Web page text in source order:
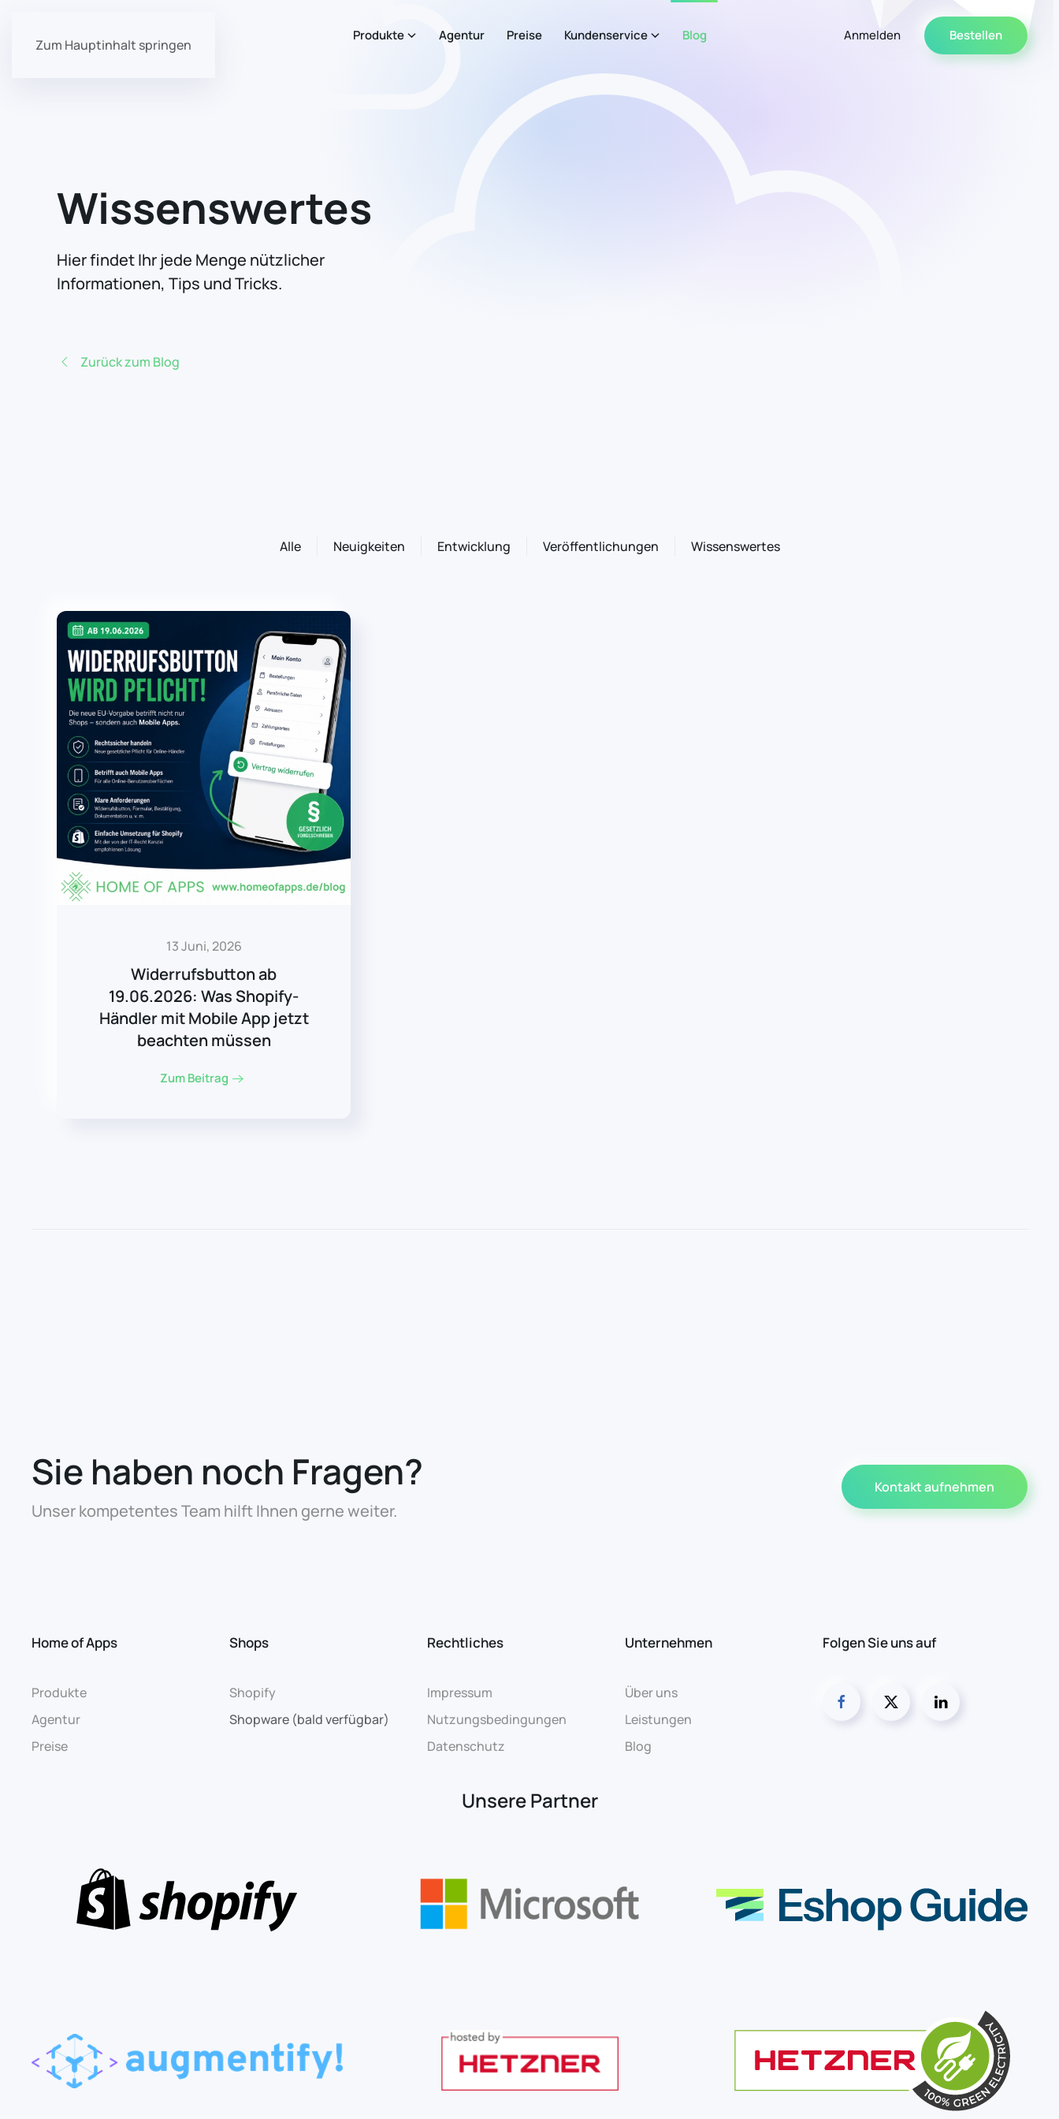
Zum Hauptinhalt springen
Produkte Agentur Preise Kundenservice Blog Anmelden Bestellen
Wissenswertes
Hier findet Ihr jede Menge nützlicher
Informationen, Tips und Tricks.
Zurück zum Blog
Alle Neuigkeiten Entwicklung Veröffentlichungen Wissenswertes
13 Juni, 2026
Widerrufsbutton ab
19.06.2026: Was Shopify-
Händler mit Mobile App jetzt
beachten müssen
Zum Beitrag
Sie haben noch Fragen?
Unser kompetentes Team hilft Ihnen gerne weiter.
Kontakt aufnehmen
Home of Apps
Produkte
Agentur
Preise
Shops
Shopify
Shopware (bald verfügbar)
Rechtliches
Impressum
Nutzungsbedingungen
Datenschutz
Unternehmen
Über uns
Leistungen
Blog
Folgen Sie uns auf
Unsere Partner